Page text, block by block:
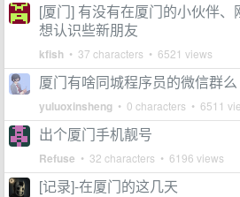
[厦门] 有没有在厦门的小伙伴、
想认识些新朋友
kfish • 37 characters • 6521 views
厦门有啥同城程序员的微信群么
yuluoxinsheng • 0 characters • 6511
出个厦门手机靓号
Refuse • 32 characters • 6196 views
[记录]-在厦门的这几天